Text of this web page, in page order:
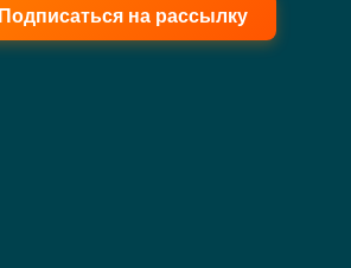
Подписаться на рассылку